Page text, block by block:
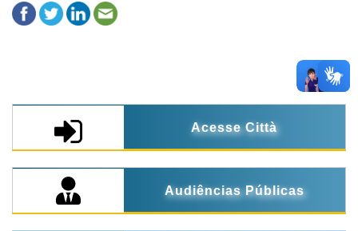
Acesse Città
Audiências Públicas